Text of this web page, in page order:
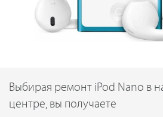
Выбирая ремонт iPod Nano в
центре, вы получаете